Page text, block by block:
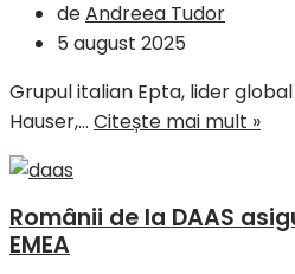
deAndreea Tudor
5 august 2025
Grupul italian Epta, lider
Hauser,… Citește mai mult »
Românii de la DAAS
EMEA